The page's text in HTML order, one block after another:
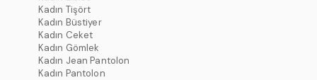
Kadın Tişört
Kadın Büstiyer
Kadın Ceket
Kadın Gömlek
Kadın Jean Pantolon
Kadın Pantolon